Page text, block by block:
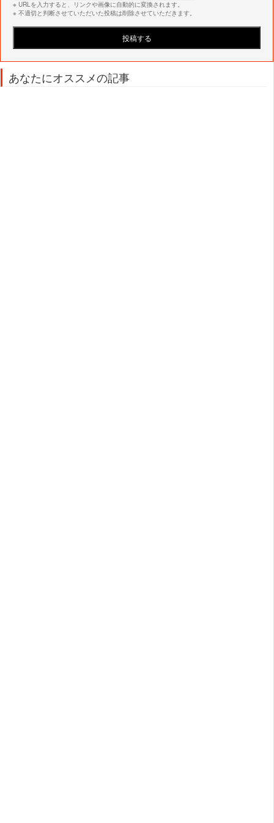
※ URLを入力すると、リンクや画像に自動的に変換されます。
※ 不適切と判断させていただいた投稿は削除させていただきます。
あなたにオススメの記事